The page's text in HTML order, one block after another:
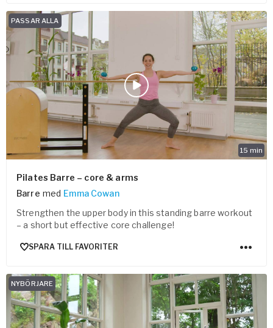
15 min
PASSAR ALLA
Pilates Barre – core & arms
Barre med Emma Cowan
Strengthen the upper body in this standing barre workout
– a short but effective core challenge!
SPARA TILL FAVORITER
NYBÖRJARE